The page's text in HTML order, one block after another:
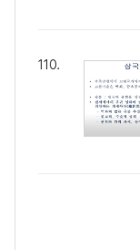
110.